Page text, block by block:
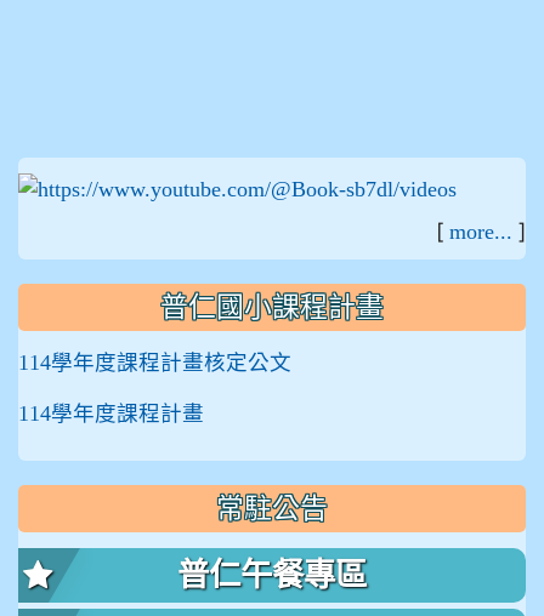
[ more... ]
普仁國小課程計畫
114學年度課程計畫核定公文
114學年度課程計畫
常駐公告
普仁午餐專區